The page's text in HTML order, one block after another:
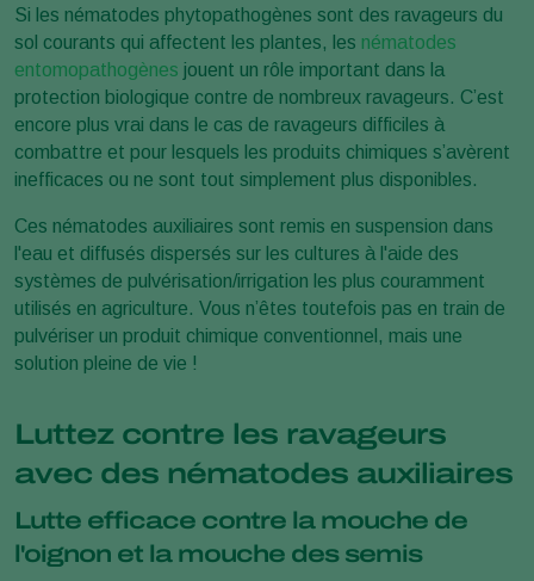
Si les nématodes phytopathogènes sont des ravageurs du
sol courants qui affectent les plantes, les nématodes
entomopathogènes jouent un rôle important dans la
protection biologique contre de nombreux ravageurs. C’est
encore plus vrai dans le cas de ravageurs difficiles à
combattre et pour lesquels les produits chimiques s’avèrent
inefficaces ou ne sont tout simplement plus disponibles.
Ces nématodes auxiliaires sont remis en suspension dans
l'eau et diffusés dispersés sur les cultures à l'aide des
systèmes de pulvérisation/irrigation les plus couramment
utilisés en agriculture. Vous n’êtes toutefois pas en train de
pulvériser un produit chimique conventionnel, mais une
solution pleine de vie !
Luttez contre les ravageurs
avec des nématodes auxiliaires
Lutte efficace contre la mouche de
l'oignon et la mouche des semis